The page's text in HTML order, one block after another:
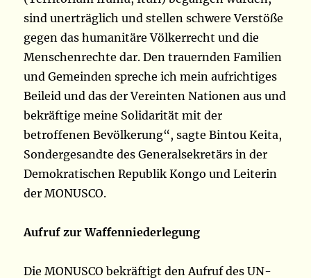
sind unerträglich und stellen schwere Verstöße
gegen das humanitäre Völkerrecht und die
Menschenrechte dar. Den trauernden Familien
und Gemeinden spreche ich mein aufrichtiges
Beileid und das der Vereinten Nationen aus und
bekräftige meine Solidarität mit der
betroffenen Bevölkerung“, sagte Bintou Keita,
Sondergesandte des Generalsekretärs in der
Demokratischen Republik Kongo und Leiterin
der MONUSCO.
Aufruf zur Waffenniederlegung
Die MONUSCO bekräftigt den Aufruf des UN-